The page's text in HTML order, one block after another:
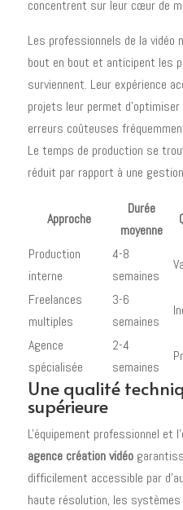
concentrent sur leur cœur de
Les professionnels de la
bout en bout et anticipent les
surviennent. Leur expérience
projets leur permet
erreurs coûteuses
Le temps de production se
réduit par rapport à une
Approche
Durée
moyenne
Production
interne
4-8
semaines
Freelances
multiples
3-6
semaines
Agence
spécialisée
2-4
semaines
Une qualité
supérieure
L'équipement professionnel et
agence création vidéo
difficilement accessible par
haute résolution, les